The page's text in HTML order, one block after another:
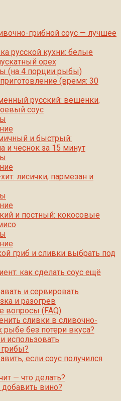
грибной соус — лучшее
русской кухни: белые
орех
(на 4 порции рыбы)
(время: 30
русский: вешенки,
соус
и быстрый:
и чеснок за 15 минут
лисички, пармезан и
и постный: кокосовые
гриб и сливки выбрать под
как сделать соус ещё
и сервировать
и разогрев
вопросы (FAQ)
сливки в сливочно-
рыбе без потери вкуса?
использовать
если соус получился
— что делать?
вино?